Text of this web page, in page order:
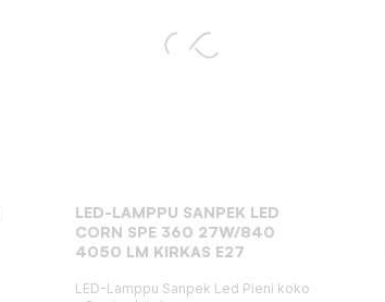
LED-LAMPPU SANPEK LED
CORN SPE 360 27W/840
4050 LM KIRKAS E27
LED-Lamppu Sanpek Led Pieni koko